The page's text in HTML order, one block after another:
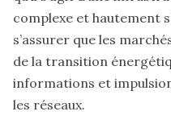
complexe et hautement
s’assurer que les
de la transition
informations et
les réseaux.